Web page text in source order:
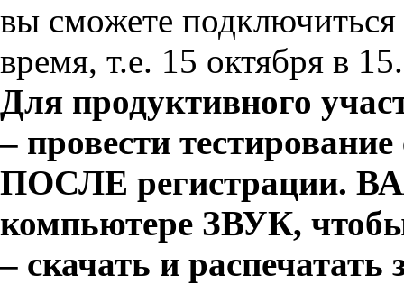
вы сможете подключиться
время, т.е. 15 октября в
Для продуктивного
– провести
ПОСЛЕ регистрации.
компьютере ЗВУК,
– скачать и